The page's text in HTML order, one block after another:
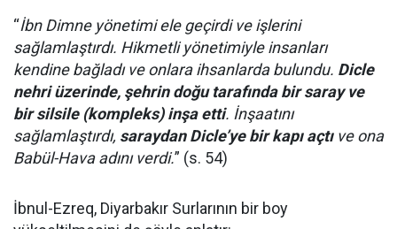
“İbn Dimne yönetimi ele geçirdi ve işlerini
sağlamlaştırdı. Hikmetli yönetimiyle insanları
kendine bağladı ve onlara ihsanlarda bulundu. Dicle
nehri üzerinde, şehrin doğu tarafında bir saray ve
bir silsile (kompleks) inşa etti. İnşaatını
sağlamlaştırdı, saraydan Dicle’ye bir kapı açtıve ona
Babül-Hava adını verdi.” (s. 54)
İbnul-Ezreq, Diyarbakır Surlarının bir boy